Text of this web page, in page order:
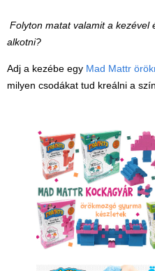
Folyton matat valamit a kezével
alkotni?
Adj a kezébe egy Mad Mattr
milyen csodákat tud kreálni a